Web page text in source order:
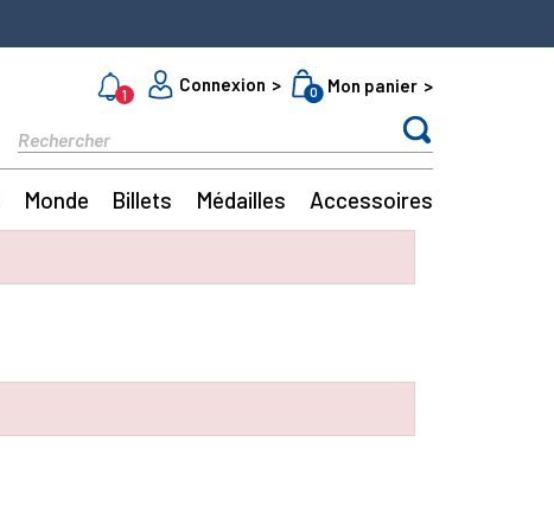
1
Connexion 0 Mon panier
Monde Billets Médailles Accessoires